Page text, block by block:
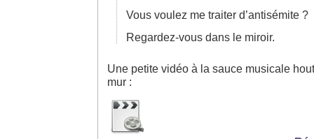
Vous voulez me traiter d’antisémite ?
Regardez-vous dans le miroir.
Une petite vidéo à la sauce musicale
mur :